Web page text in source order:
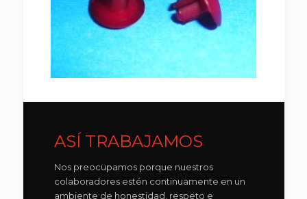
ASÍ TRABAJAMOS
Nos preocupamos porque nuestros
colaboradores estén continuamente en un
ambiente de honestidad, respeto e